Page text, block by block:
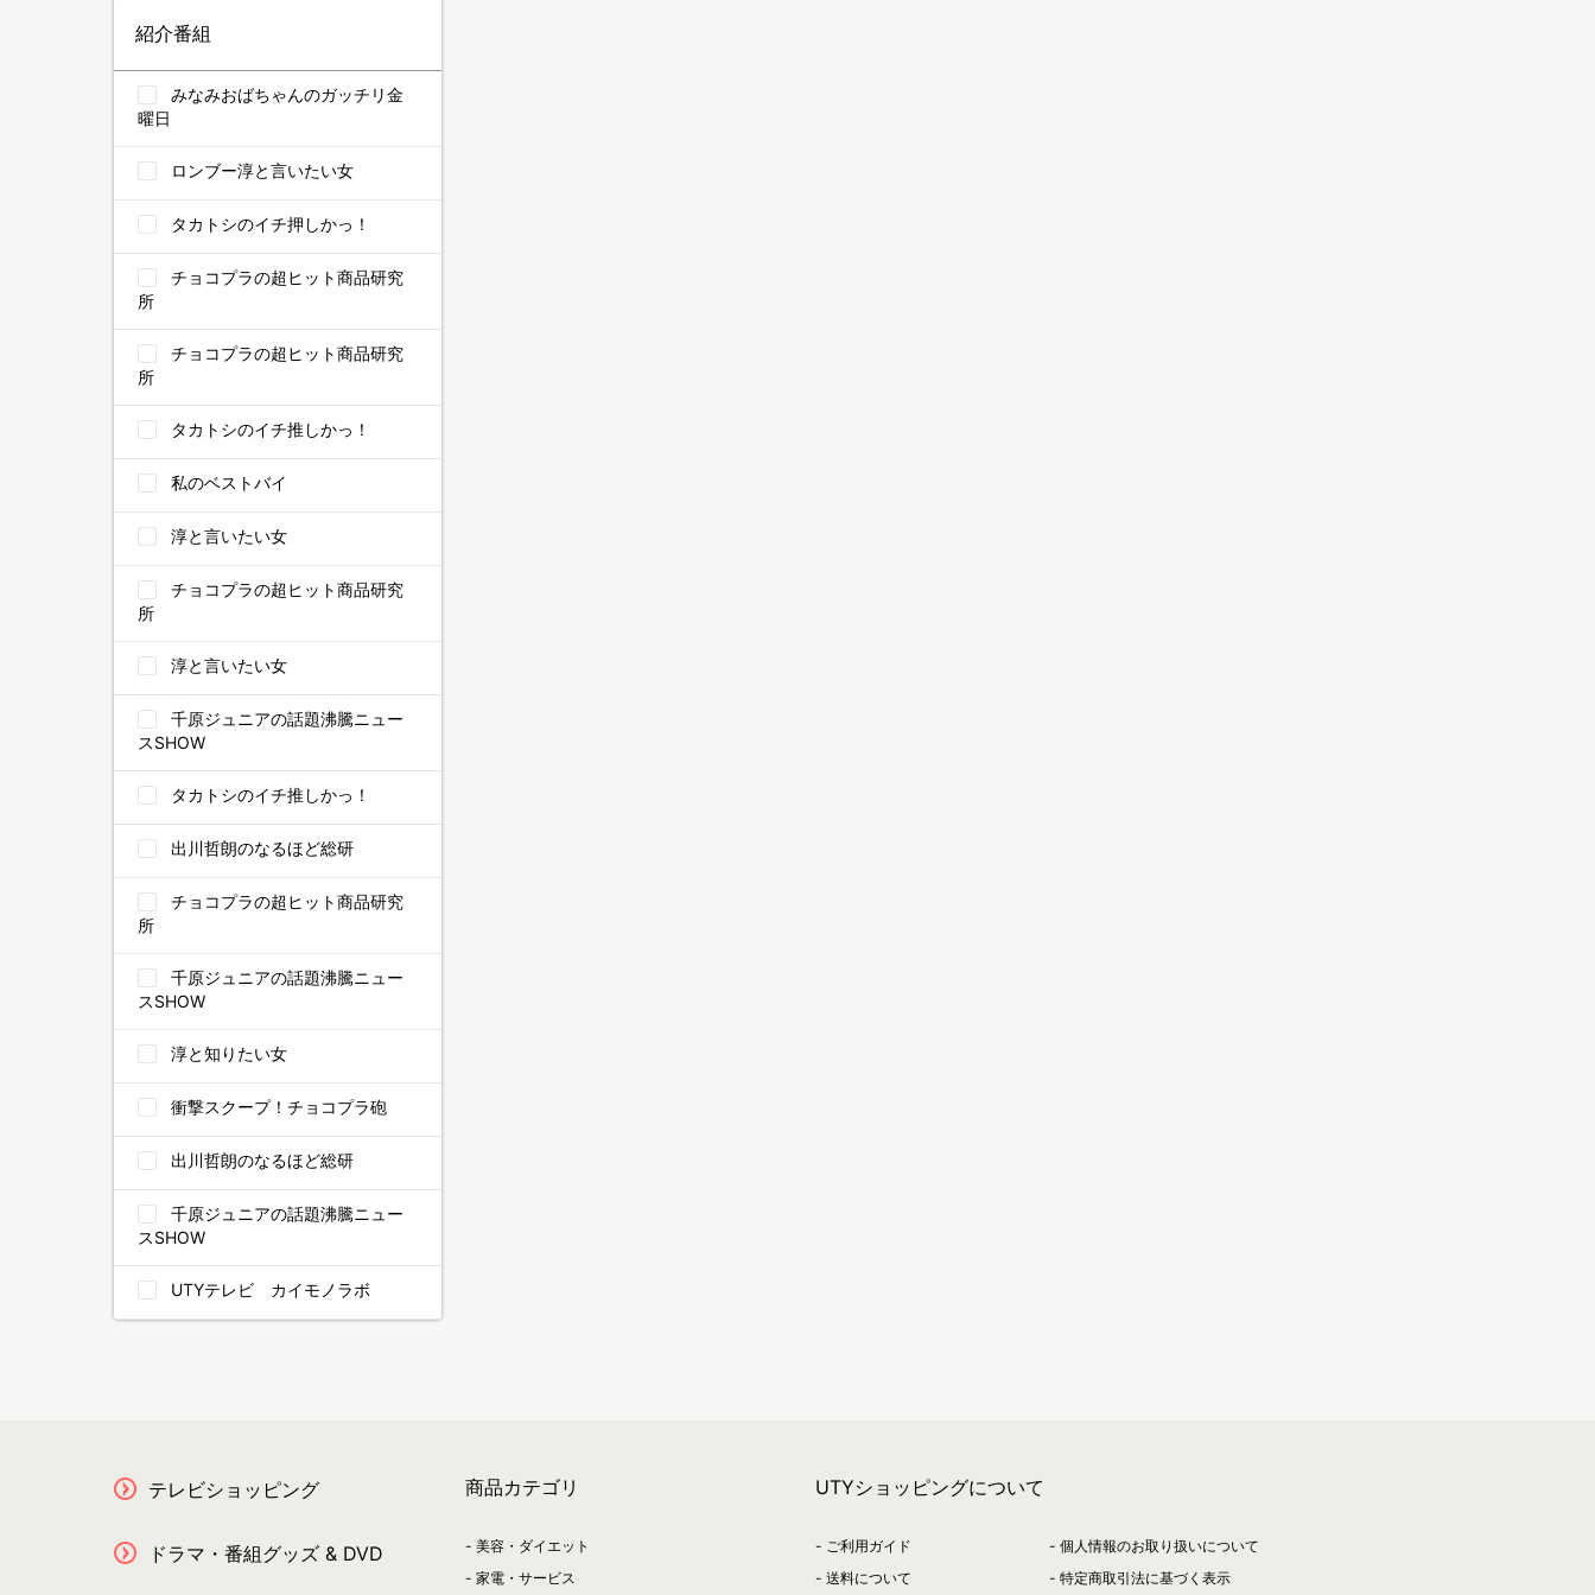
紹介番組
みなみおばちゃんのガッチリ金
曜日
ロンブー淳と言いたい女
タカトシのイチ押しかっ！
チョコプラの超ヒット商品研究
所
チョコプラの超ヒット商品研究
所
タカトシのイチ推しかっ！
私のベストバイ
淳と言いたい女
チョコプラの超ヒット商品研究
所
淳と言いたい女
千原ジュニアの話題沸騰ニュー
スSHOW
タカトシのイチ推しかっ！
出川哲朗のなるほど総研
チョコプラの超ヒット商品研究
所
千原ジュニアの話題沸騰ニュー
スSHOW
淳と知りたい女
衝撃スクープ！チョコプラ砲
出川哲朗のなるほど総研
千原ジュニアの話題沸騰ニュー
スSHOW
UTYテレビ カイモノラボ
テレビショッピング
ドラマ・番組グッズ & DVD
商品カテゴリ
美容・ダイエット
家電・サービス
UTYショッピングについて
ご利用ガイド
送料について
個人情報のお取り扱いについて
特定商取引法に基づく表示